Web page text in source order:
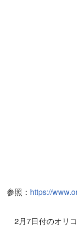
参照： https://
2月7日付のオリ